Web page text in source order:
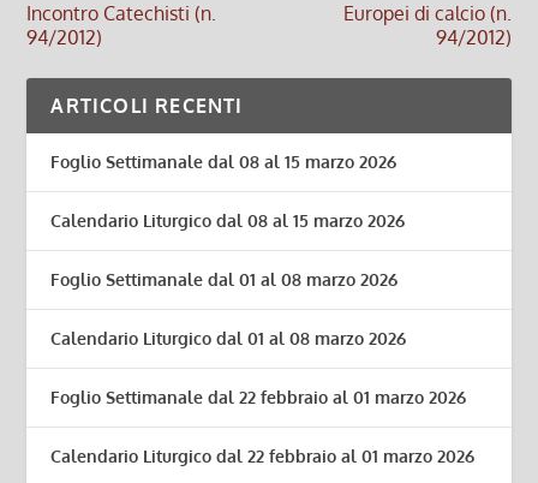
Incontro Catechisti (n.
94/2012)
Europei di calcio (n.
94/2012)
ARTICOLI RECENTI
Foglio Settimanale dal 08 al 15 marzo 2026
Calendario Liturgico dal 08 al 15 marzo 2026
Foglio Settimanale dal 01 al 08 marzo 2026
Calendario Liturgico dal 01 al 08 marzo 2026
Foglio Settimanale dal 22 febbraio al 01 marzo 2026
Calendario Liturgico dal 22 febbraio al 01 marzo 2026